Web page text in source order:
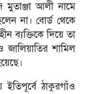
মুতাঞ্জা আলী নামে
না। বোর্ড থেকে
ব্যক্তিকে দিয়ে তা
শামিল
ঠাকুরগাঁও